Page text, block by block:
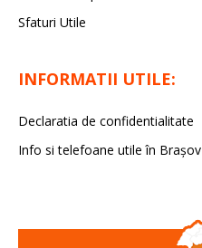
Sfaturi Utile
INFORMATII UTILE:
Declaratia de confidentialitate
Info si telefoane utile în Braşov